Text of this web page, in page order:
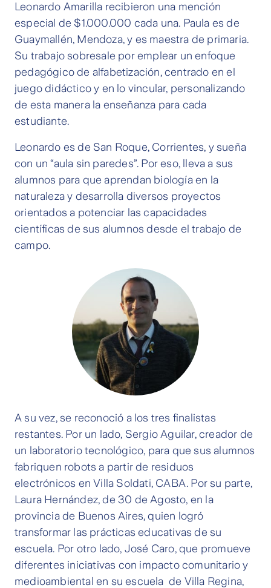
Leonardo Amarilla recibieron una mención
especial de $1.000.000 cada una. Paula es de
Guaymallén, Mendoza, y es maestra de primaria.
Su trabajo sobresale por emplear un enfoque
pedagógico de alfabetización, centrado en el
juego didáctico y en lo vincular, personalizando
de esta manera la enseñanza para cada
estudiante.
Leonardo es de San Roque, Corrientes, y sueña
con un “aula sin paredes”. Por eso, lleva a sus
alumnos para que aprendan biología en la
naturaleza y desarrolla diversos proyectos
orientados a potenciar las capacidades
científicas de sus alumnos desde el trabajo de
campo.
A su vez, se reconoció a los tres finalistas
restantes. Por un lado, Sergio Aguilar, creador de
un laboratorio tecnológico, para que sus alumnos
fabriquen robots a partir de residuos
electrónicos en Villa Soldati, CABA. Por su parte,
Laura Hernández, de 30 de Agosto, en la
provincia de Buenos Aires, quien logró
transformar las prácticas educativas de su
escuela. Por otro lado, José Caro, que promueve
diferentes iniciativas con impacto comunitario y
medioambiental en su escuela de Villa Regina,